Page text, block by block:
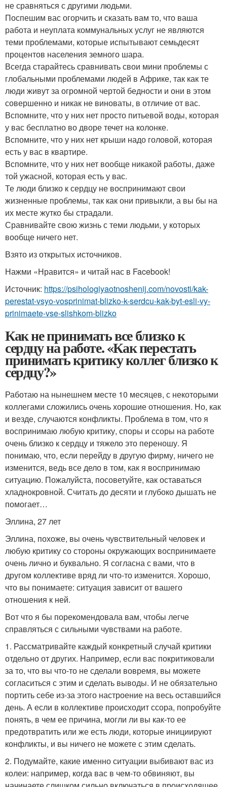
не сравняться с другими людьми.
Поспешим вас огорчить и сказать вам то, что ваша
работа и неуплата коммунальных услуг не являются
теми проблемами, которые испытывают семьдесят
процентов населения земного шара.
Всегда старайтесь сравнивать свои мини проблемы с
глобальными проблемами людей в Африке, так как те
люди живут за огромной чертой бедности и они в этом
совершенно и никак не виноваты, в отличие от вас.
Вспомните, что у них нет просто питьевой воды, которая
у вас бесплатно во дворе течет на колонке.
Вспомните, что у них нет крыши надо головой, которая
есть у вас в квартире.
Вспомните, что у них нет вообще никакой работы, даже
той ужасной, которая есть у вас.
Те люди близко к сердцу не воспринимают свои
жизненные проблемы, так как они привыкли, а вы бы на
их месте жутко бы страдали.
Сравнивайте свою жизнь с теми людьми, у которых
вообще ничего нет.
Взято из открытых источников.
Нажми «Нравится» и читай нас в Facebook!
Источник: https://psihologiyaotnoshenij.com/novosti/kak-
perestat-vsyo-vosprinimat-blizko-k-serdcu-kak-byt-esli-vy-
prinimaete-vse-slishkom-blizko
Как не принимать все близко к
сердцу на работе. «Как перестать
принимать критику коллег близко к
сердцу?»
Работаю на нынешнем месте 10 месяцев, с некоторыми
коллегами сложились очень хорошие отношения. Но, как
и везде, случаются конфликты. Проблема в том, что я
воспринимаю любую критику, споры и ссоры на работе
очень близко к сердцу и тяжело это переношу. Я
понимаю, что, если перейду в другую фирму, ничего не
изменится, ведь все дело в том, как я воспринимаю
ситуацию. Пожалуйста, посоветуйте, как оставаться
хладнокровной. Считать до десяти и глубоко дышать не
помогает…
Эллина, 27 лет
Эллина, похоже, вы очень чувствительный человек и
любую критику со стороны окружающих воспринимаете
очень лично и буквально. Я согласна с вами, что в
другом коллективе вряд ли что-то изменится. Хорошо,
что вы понимаете: ситуация зависит от вашего
отношения к ней.
Вот что я бы порекомендовала вам, чтобы легче
справляться с сильными чувствами на работе.
1. Рассматривайте каждый конкретный случай критики
отдельно от других. Например, если вас покритиковали
за то, что вы что-то не сделали вовремя, вы можете
согласиться с этим и сделать выводы. И не обязательно
портить себе из-за этого настроение на весь оставшийся
день. А если в коллективе происходит ссора, попробуйте
понять, в чем ее причина, могли ли вы как-то ее
предотвратить или же есть люди, которые инициируют
конфликты, и вы ничего не можете с этим сделать.
2. Подумайте, какие именно ситуации выбивают вас из
колеи: например, когда вас в чем-то обвиняют, вы